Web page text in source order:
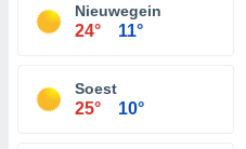
Nieuwegein
24° 11°
Soest
25° 10°